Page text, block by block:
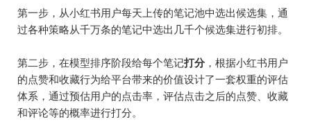
第一步，从小红书用户每天上传的笔记池中选出候选集，通
过各种策略从千万条的笔记中选出几千个候选集进行初排。
第二步，在模型排序阶段给每个笔记打分，根据小红书用户
的点赞和收藏行为给平台带来的价值设计了一套权重的评估
体系，通过预估用户的点击率，评估点击之后的点赞、收藏
和评论等的概率进行打分。